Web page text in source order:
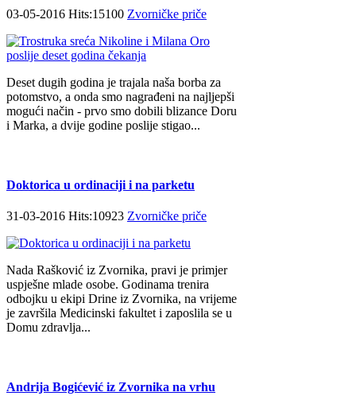
03-05-2016 Hits:15100 Zvorničke priče
Deset dugih godina je trajala naša borba za
potomstvo, a onda smo nagrađeni na najljepši
mogući način - prvo smo dobili blizance Doru
i Marka, a dvije godine poslije stigao...
Doktorica u ordinaciji i na parketu
31-03-2016 Hits:10923 Zvorničke priče
Nada Rašković iz Zvornika, pravi je primjer
uspješne mlade osobe. Godinama trenira
odbojku u ekipi Drine iz Zvornika, na vrijeme
je završila Medicinski fakultet i zaposlila se u
Domu zdravlja...
Andrija Bogićević iz Zvornika na vrhu